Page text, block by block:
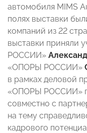
автомобиля MIMS
полях выставки
компаний из 22
выставки приняли
РОССИИ»
«ОПОРЫ РОССИИ»
в рамках деловой
«ОПОРЫ РОССИИ»
совместно с
на тему
кадрового